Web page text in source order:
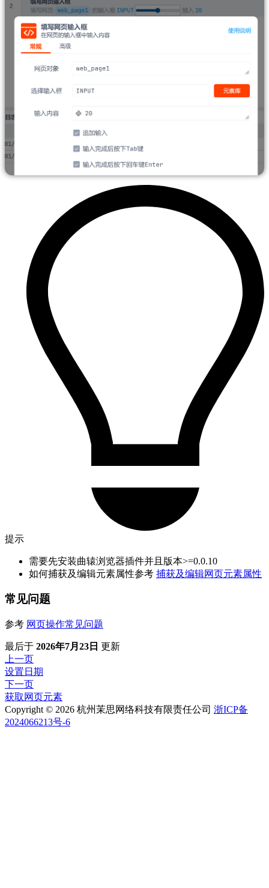
提示
需要先安装曲辕浏览器插件并且版本>=0.0.10
如何捕获及编辑元素属性参考 捕获及编辑网页元素属性
常见问题
参考 网页操作常见问题
最后于 2026年7月23日 更新
上一页
设置日期
下一页
获取网页元素
Copyright © 2026 杭州茉思网络科技有限责任公司 浙ICP备
2024066213号-6